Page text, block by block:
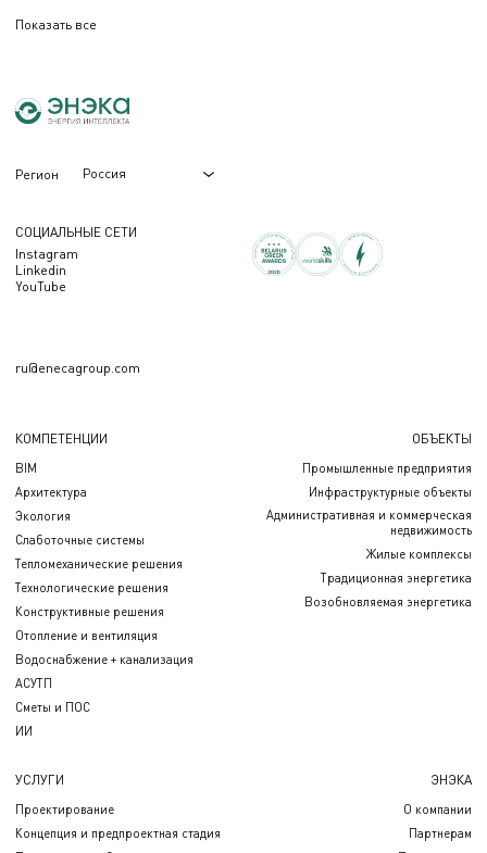
Показать все
Регион Россия
СОЦИАЛЬНЫЕ СЕТИ
Instagram
Linkedin
YouTube
ru@enecagroup.com
КОМПЕТЕНЦИИ
BIM
Архитектура
Экология
Слаботочные системы
Тепломеханические решения
Технологические решения
Конструктивные решения
Отопление и вентиляция
Водоснабжение + канализация
АСУТП
Сметы и ПОС
ИИ
ОБЪЕКТЫ
Промышленные предприятия
Инфраструктурные объекты
Административная и коммерческая
недвижимость
Жилые комплексы
Традиционная энергетика
Возобновляемая энергетика
УСЛУГИ
Проектирование
Концепция и предпроектная стадия
ЭНЭКА
О компании
Партнерам